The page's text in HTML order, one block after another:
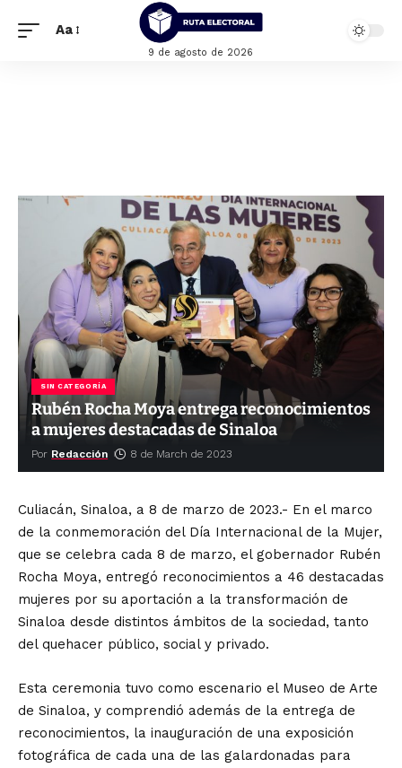
Aa
9 de agosto de 2026
SIN CATEGORÍA
Rubén Rocha Moya entrega reconocimientos
a mujeres destacadas de Sinaloa
Por Redacción 8 de March de 2023
Culiacán, Sinaloa, a 8 de marzo de 2023.- En el marco
de la conmemoración del Día Internacional de la Mujer,
que se celebra cada 8 de marzo, el gobernador Rubén
Rocha Moya, entregó reconocimientos a 46 destacadas
mujeres por su aportación a la transformación de
Sinaloa desde distintos ámbitos de la sociedad, tanto
del quehacer público, social y privado.
Esta ceremonia tuvo como escenario el Museo de Arte
de Sinaloa, y comprendió además de la entrega de
reconocimientos, la inauguración de una exposición
fotográfica de cada una de las galardonadas para